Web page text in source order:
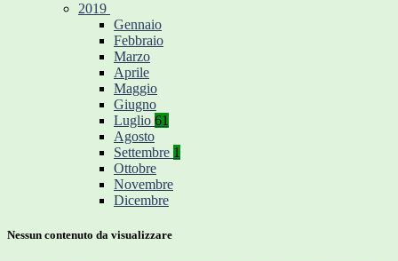
2019
Gennaio
Febbraio
Marzo
Aprile
Maggio
Giugno
Luglio 61
Agosto
Settembre 1
Ottobre
Novembre
Dicembre
Nessun contenuto da visualizzare